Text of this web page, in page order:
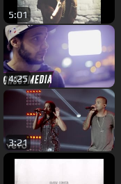
5:01
4:25
3:21